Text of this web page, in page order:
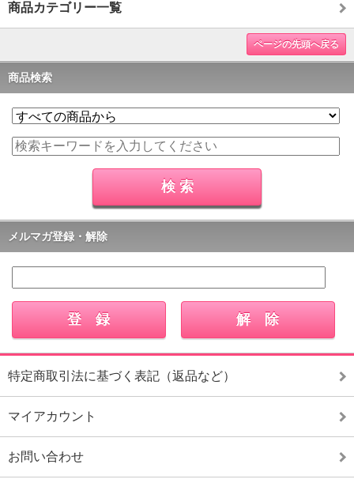
商品カテゴリー一覧
ページの先頭へ戻る
商品検索
メルマガ登録・解除
特定商取引法に基づく表記（返品など）
マイアカウント
お問い合わせ